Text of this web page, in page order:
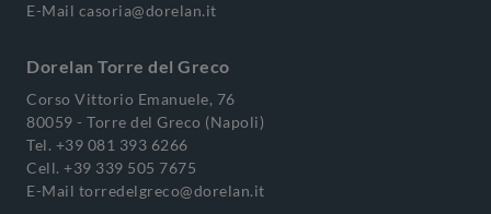
E-Mail casoria@dorelan.it
Dorelan Torre del Greco
Corso Vittorio Emanuele, 76
80059 - Torre del Greco (Napoli)
Tel. +39 081 393 6266
Cell. +39 339 505 7675
E-Mail torredelgreco@dorelan.it